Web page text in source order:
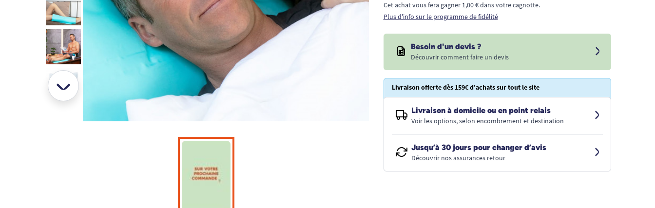
Cet achat vous fera gagner 1,00 € dans votre cagnotte.
Plus d'info sur le programme de fidélité
Besoin d'un devis ?
Découvrir comment faire un devis
Livraison offerte dès 159€ d'achats sur tout le site
Livraison à domicile ou en point relais
Voir les options, selon encombrement et destination
Jusqu’à 30 jours pour changer d’avis
Découvrir nos assurances retour